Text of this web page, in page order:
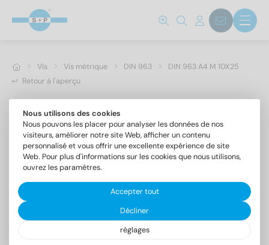
Vis Vis métrique DIN 963
DIN 963 A4 M 10X25
Retour à l'aperçu
Nous utilisons des cookies
Nous pouvons les placer pour analyser les données de nos
visiteurs, améliorer notre site Web, afficher un contenu
personnalisé et vous offrir une excellente expérience de site
Web. Pour plus d'informations sur les cookies que nous utilisons,
ouvrez les paramètres.
Accepter tout
Décliner
réglages